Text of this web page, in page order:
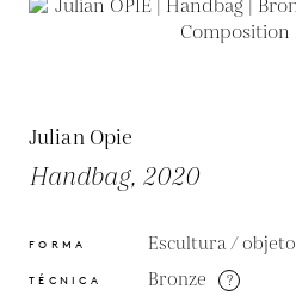
Julian Opie
Handbag, 2020
FORMA Escultura / objeto
TÉCNICA Bronze ?